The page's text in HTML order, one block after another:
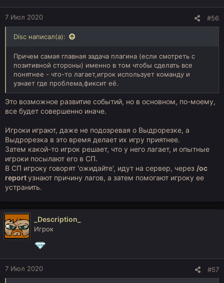
7 Июл 2020 #56
Disc написал(а):
Причем самая главная задача плагина (если смотреть с
позитивной стороны) именно в том чтобы сделать все
понятнее - что-то лагает,игрок использует команду и
узнает где проблема,фиксит её.
Это возможное развитие событий, но в основном, по-моему,
все будет совершенно иначе.
Игроки играют, даже не подозревая о Выдрорезке, а
Выдрорезка в это время делает их игру приятнее.
Затем какой-то игрок решает, что у него лагает, и опытные
игроки посылают его в СП.
В СП игроку говорят 'ожидайте', идут на сервер, через /oc
reportузнают причину лагов, а затем помогают игроку ее
устранить.
_Description_
Игрок
7 Июл 2020 #57